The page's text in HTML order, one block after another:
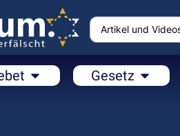
Gesetz